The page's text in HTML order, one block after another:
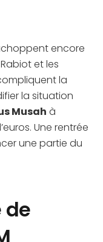
encore
et les
la
la situation
Musah à
Une rentrée
une partie du
de